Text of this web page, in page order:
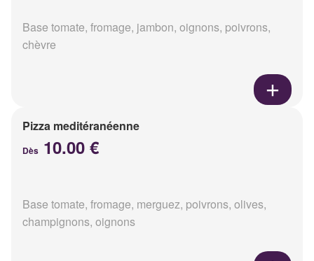
Base tomate, fromage, jambon, oignons, poivrons,
chèvre
Pizza meditéranéenne
Dès 10.00 €
Base tomate, fromage, merguez, poivrons, olives,
champignons, oignons